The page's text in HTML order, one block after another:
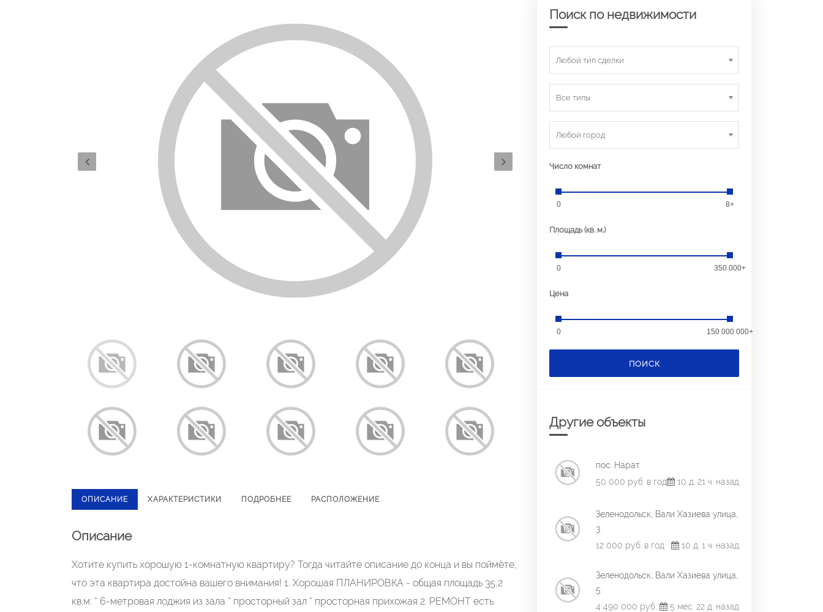
ОПИСАНИЕ ХАРАКТЕРИСТИКИ ПОДРОБНЕЕ РАСПОЛОЖЕНИЕ
Описание
Хотите купить хорошую 1-комнатную квартиру? Тогда читайте описание до конца и вы поймёте,
что эта квартира достойна вашего внимания! 1. Хорошая ПЛАНИРОВКА - общая площадь 35,2
кв.м: * 6-метровая лоджия из зала * просторный зал * просторная прихожая 2. РЕМОНТ есть.
Поиск по недвижимости
Любой тип сделки
Все типы
Любой город
Число комнат
0 8+
Площадь (кв. м.)
0 350 000+
Цена
0 150 000 000+
ПОИСК
Другие объекты
пос. Нарат
50 000 руб. в год
10 д. 21 ч. назад
Зеленодольск, Вали Хазиева улица,
3
12 000 руб. в год
10 д. 1 ч. назад
Зеленодольск, Вали Хазиева улица,
5
4 490 000 руб.
5 мес. 22 д. назад